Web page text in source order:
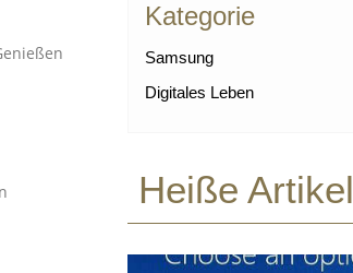
Kategorie
Samsung
Digitales Leben
Heiße Artikel